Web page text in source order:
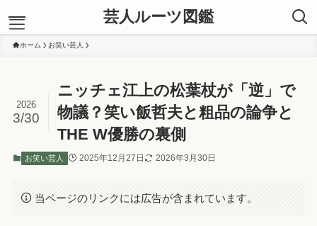
お笑い芸人
あ行
か行
た行
ま行
芸人ルーツ図鑑
ホーム お笑い芸人
ニッチェ江上の松葉杖が「逆」で
物議？笑い飯哲夫と粗品の論争と
THE W優勝の裏側
2026
3/30
お笑い芸人 2025年12月27日 2026年3月30日
当ページのリンクには広告が含まれています。